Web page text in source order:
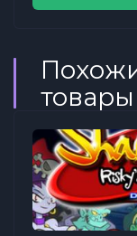
товары